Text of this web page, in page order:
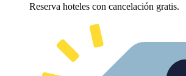
Reserva hoteles con cancelación gratis.